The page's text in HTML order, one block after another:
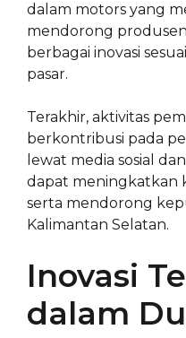
dalam motors yang
mendorong
berbagai inovasi
pasar.
Terakhir, aktivitas
berkontribusi pada
lewat media sosial
dapat meningkatkan
serta mendorong
Kalimantan Selatan.
Inovasi
dalam